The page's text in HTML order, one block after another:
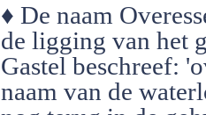
♦ De naam
de ligging van het
Gastel beschreef:
naam van de